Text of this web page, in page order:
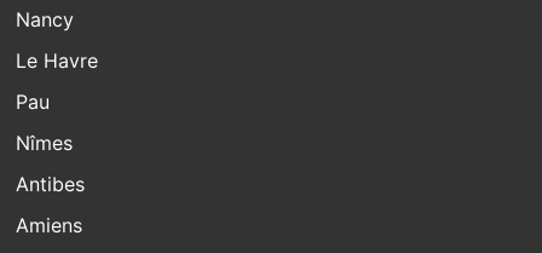
Nancy
Le Havre
Pau
Nîmes
Antibes
Amiens